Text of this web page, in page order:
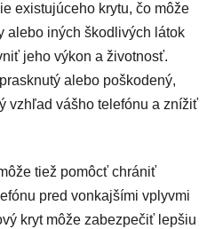
existujúceho krytu, čo môže
alebo iných škodlivých látok
jeho výkon a životnosť.
alebo poškodený,
vzhľad vášho telefónu a znížiť
tiež pomôcť chrániť
pred vonkajšími vplyvmi
kryt môže zabezpečiť lepšiu